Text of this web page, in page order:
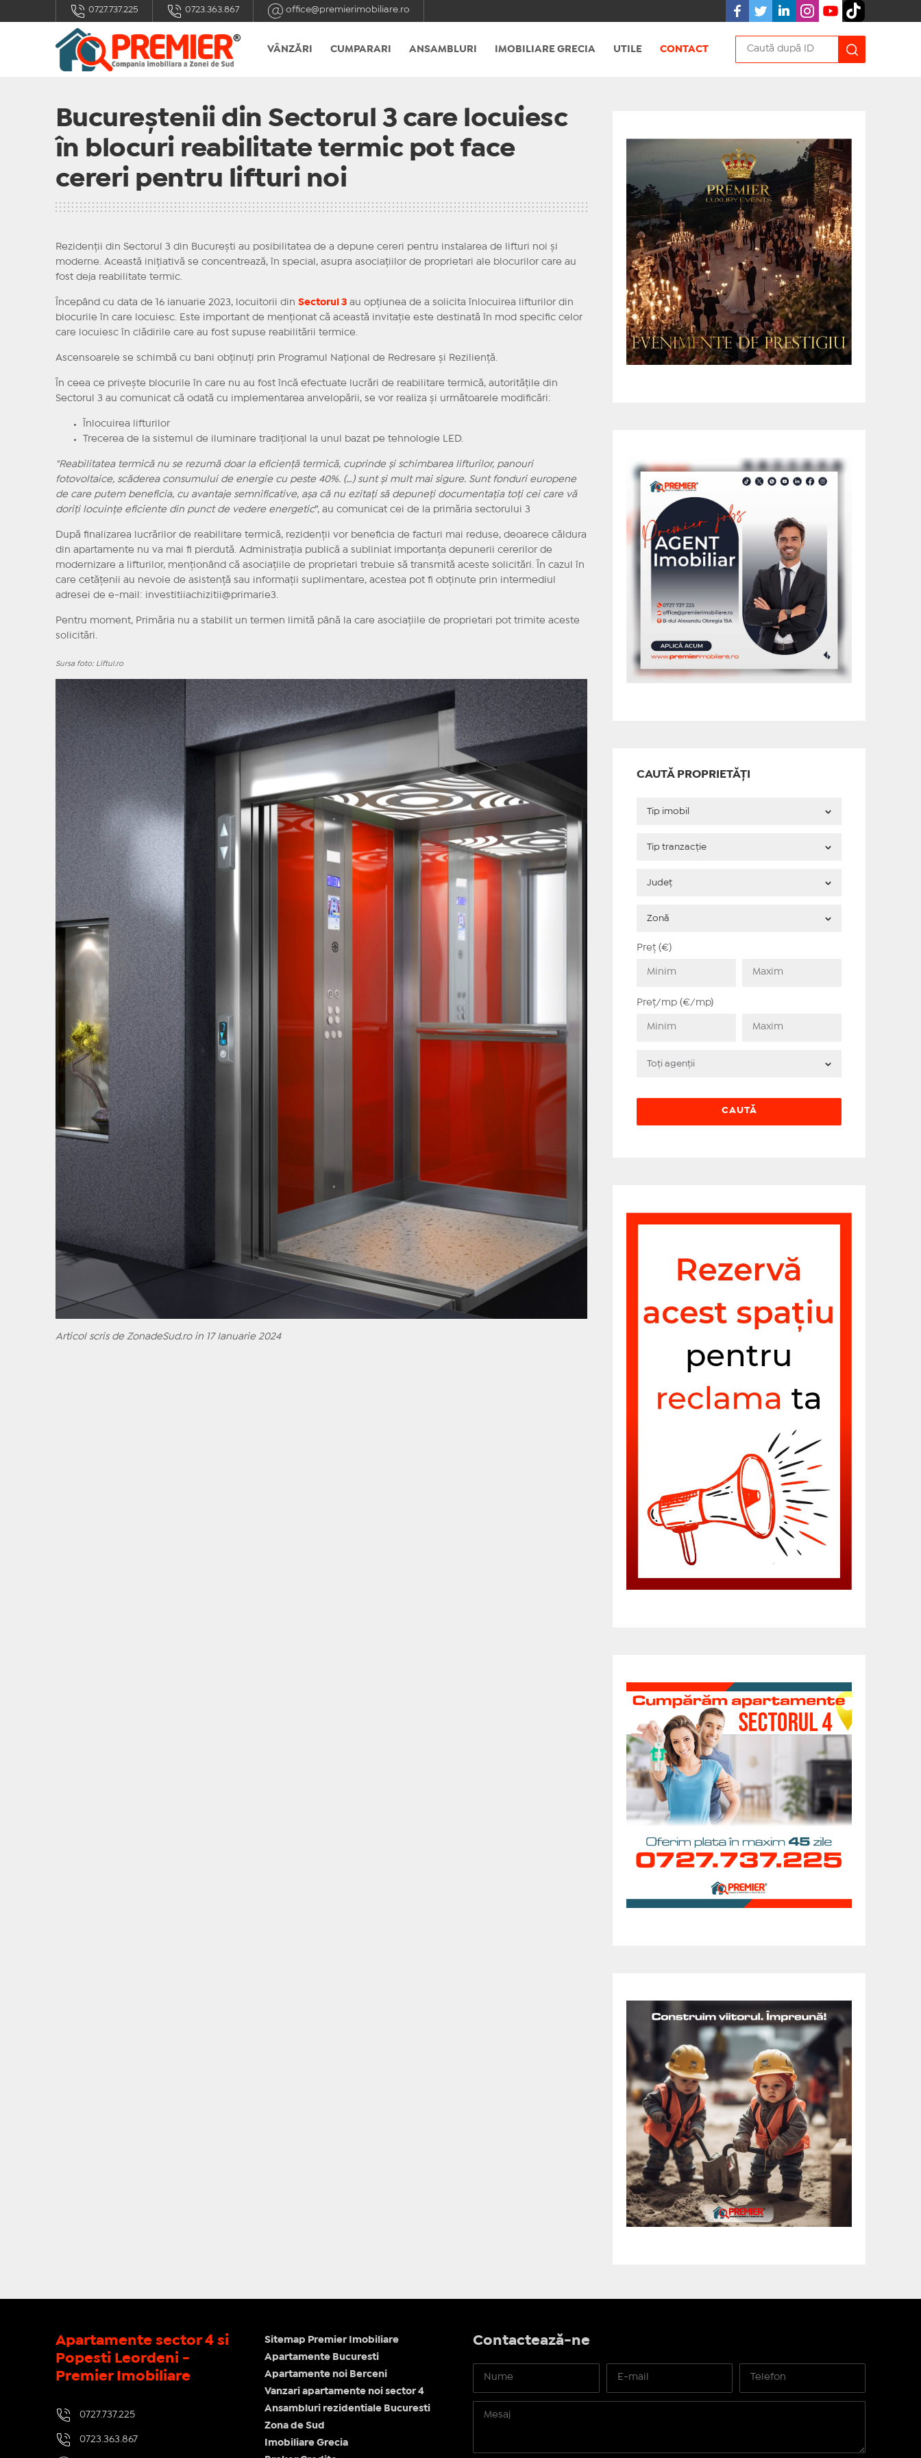
0727.737.225 0723.363.867 office@premierimobiliare.ro
VÂNZĂRI CUMPARARI ANSAMBLURI IMOBILIARE GRECIA UTILE CONTACT
Bucureștenii din Sectorul 3 care locuiesc
în blocuri reabilitate termic pot face
cereri pentru lifturi noi
Rezidenții din Sectorul 3 din București au posibilitatea de a depune cereri pentru instalarea de lifturi noi și
moderne. Această inițiativă se concentrează, în special, asupra asociațiilor de proprietari ale blocurilor care au
fost deja reabilitate termic.
Începând cu data de 16 ianuarie 2023, locuitorii din Sectorul 3au opțiunea de a solicita înlocuirea lifturilor din
blocurile în care locuiesc. Este important de menționat că această invitație este destinată în mod specific celor
care locuiesc în clădirile care au fost supuse reabilitării termice.
Ascensoarele se schimbă cu bani obţinuţi prin Programul Naţional de Redresare şi Rezilienţă.
În ceea ce privește blocurile în care nu au fost încă efectuate lucrări de reabilitare termică, autoritățile din
Sectorul 3 au comunicat că odată cu implementarea anvelopării, se vor realiza și următoarele modificări:
Înlocuirea lifturilor
Trecerea de la sistemul de iluminare tradițional la unul bazat pe tehnologie LED.
"Reabilitatea termică nu se rezumă doar la eficiență termică, cuprinde și schimbarea lifturilor, panouri
fotovoltaice, scăderea consumului de energie cu peste 40%. (…) sunt și mult mai sigure. Sunt fonduri europene
de care putem beneficia, cu avantaje semnificative, așa că nu ezitați să depuneți documentația toți cei care vă
doriți locuințe eficiente din punct de vedere energetic”, au comunicat cei de la primăria sectorului 3
După finalizarea lucrărilor de reabilitare termică, rezidenții vor beneficia de facturi mai reduse, deoarece căldura
din apartamente nu va mai fi pierdută. Administrația publică a subliniat importanța depunerii cererilor de
modernizare a lifturilor, menționând că asociațiile de proprietari trebuie să transmită aceste solicitări. În cazul în
care cetățenii au nevoie de asistență sau informații suplimentare, acestea pot fi obținute prin intermediul
adresei de e-mail: investitiiachizitii@primarie3.
Pentru moment, Primăria nu a stabilit un termen limită până la care asociațiile de proprietari pot trimite aceste
solicitări.
Sursa foto: Liftul.ro
Articol scris de ZonadeSud.ro in 17 Ianuarie 2024
CAUTĂ PROPRIETĂȚI
Preț (€)
Preț/mp (€/mp)
Apartamente sector 4 si
Popesti Leordeni -
Premier Imobiliare
0727.737.225
0723.363.867
Sitemap Premier Imobiliare
Apartamente Bucuresti
Apartamente noi Berceni
Vanzari apartamente noi sector 4
Ansambluri rezidentiale Bucuresti
Zona de Sud
Imobiliare Grecia
Contactează-ne